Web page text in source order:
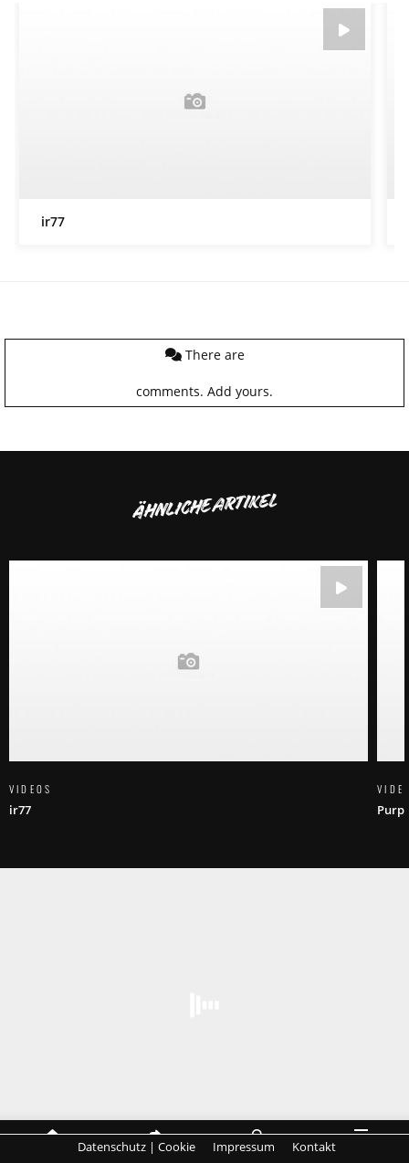
SHARE
ir77
There are
comments. Add yours.
ÄHNLICHE ARTIKEL
VIDEOS
ir77
Datenschutz | Cookie Impressum Kontakt